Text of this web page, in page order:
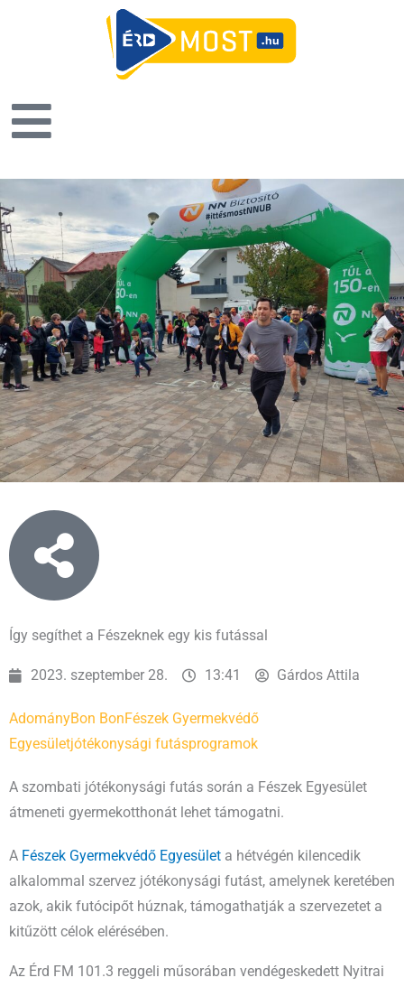
Így segíthet a Fészeknek egy kis futással
2023. szeptember 28. 13:41 Gárdos Attila
AdományBon BonFészek Gyermekvédő
Egyesületjótékonysági futásprogramok
A szombati jótékonysági futás során a Fészek Egyesület
átmeneti gyermekotthonát lehet támogatni.
A Fészek Gyermekvédő Egyesület a hétvégén kilencedik
alkalommal szervez jótékonysági futást, amelynek keretében
azok, akik futócipőt húznak, támogathatják a szervezetet a
kitűzött célok elérésében.
Az Érd FM 101.3 reggeli műsorában vendégeskedett Nyitrai